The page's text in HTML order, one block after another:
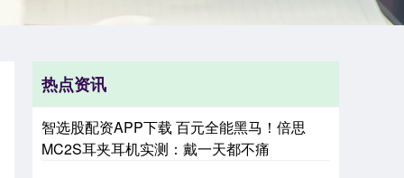
热点资讯
智选股配资APP下载 百元全能黑马！倍思
MC2S耳夹耳机实测：戴一天都不痛